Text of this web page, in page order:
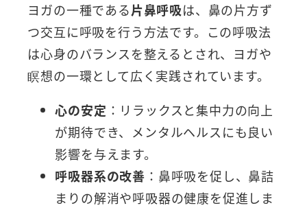
ヨガの一種である片鼻呼吸は、鼻の片方ず
つ交互に呼吸を行う方法です。この呼吸法
は心身のバランスを整えるとされ、ヨガや
瞑想の一環として広く実践されています。
心の安定 ：リラックスと集中力の向上
が期待でき、メンタルヘルスにも良い
影響を与えます。
呼吸器系の改善 ：鼻呼吸を促し、鼻詰
まりの解消や呼吸器の健康を促進しま